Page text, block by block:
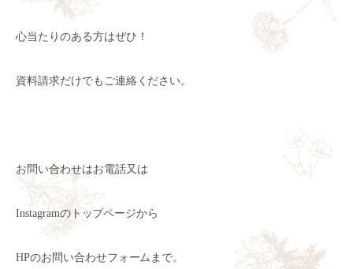
心当たりのある方はぜひ！
資料請求だけでもご連絡ください。
お問い合わせはお電話又は
Instagramのトップページから
HPのお問い合わせフォームまで。